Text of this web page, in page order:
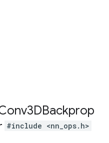
#include <nn_ops.h>